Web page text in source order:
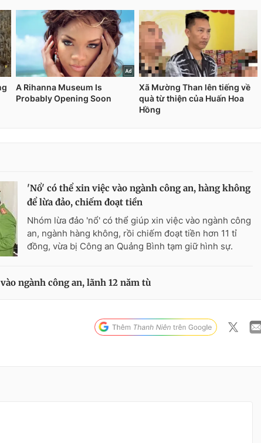
'Nổ' có thể xin việc vào ngành công an, hàng không
để lừa đảo, chiếm đoạt tiền
Nhóm lừa đảo 'nổ' có thể giúp xin việc vào ngành công
an, ngành hàng không, rồi chiếm đoạt tiền hơn 11 tỉ
đồng, vừa bị Công an Quảng Bình tạm giữ hình sự.
ngành công an, lãnh 12 năm tù